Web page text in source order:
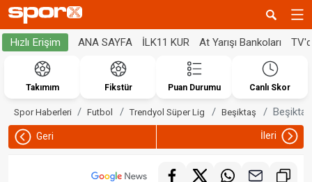
Hızlı Erişim ANA SAYFA İLK11 KUR At Yarışı Bankoları
Takımım Fikstür Puan Durumu Canlı Skor
Spor Haberleri Futbol Trendyol Süper Lig Beşiktaş
Geri İleri